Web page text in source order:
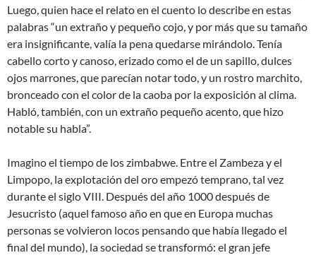
Luego, quien hace el relato en el cuento lo describe en estas
palabras “un extraño y pequeño cojo, y por más que su tamaño
era insignificante, valía la pena quedarse mirándolo. Tenía
cabello corto y canoso, erizado como el de un sapillo, dulces
ojos marrones, que parecían notar todo, y un rostro marchito,
bronceado con el color de la caoba por la exposición al clima.
Habló, también, con un extraño pequeño acento, que hizo
notable su habla”.
Imagino el tiempo de los zimbabwe. Entre el Zambeza y el
Limpopo, la explotación del oro empezó temprano, tal vez
durante el siglo VIII. Después del año 1000 después de
Jesucristo (aquel famoso año en que en Europa muchas
personas se volvieron locos pensando que había llegado el
final del mundo), la sociedad se transformó: el gran jefe